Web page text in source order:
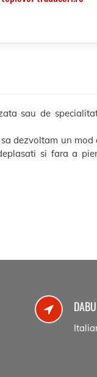
sau de
dezvoltam un mod
si fara a